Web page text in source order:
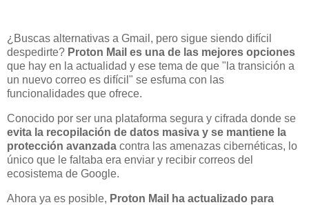
¿Buscas alternativas a Gmail, pero sigue siendo difícil
despedirte? Proton Mail es una de las mejores opciones
que hay en la actualidad y ese tema de que "la transición a
un nuevo correo es difícil" se esfuma con las
funcionalidades que ofrece.
Conocido por ser una plataforma segura y cifrada donde se
evita la recopilación de datos masiva y se mantiene la
protección avanzada contra las amenazas cibernéticas, lo
único que le faltaba era enviar y recibir correos del
ecosistema de Google.
Ahora ya es posible, Proton Mail ha actualizado para